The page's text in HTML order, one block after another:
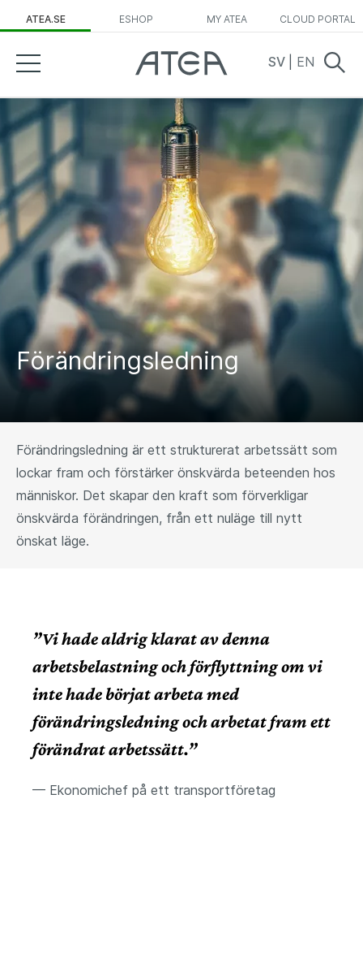
ATEA.SE ESHOP MY ATEA CLOUD PORTAL
SV EN
Förändringsledning
Förändringsledning är ett strukturerat arbetssätt som
lockar fram och förstärker önskvärda beteenden hos
människor. Det skapar den kraft som förverkligar
önskvärda förändringen, från ett nuläge till nytt
önskat läge.
”Vi hade aldrig klarat av denna
arbetsbelastning och förflyttning om vi
inte hade börjat arbeta med
förändringsledning och arbetat fram ett
förändrat arbetssätt.”
— Ekonomichef på ett transportföretag